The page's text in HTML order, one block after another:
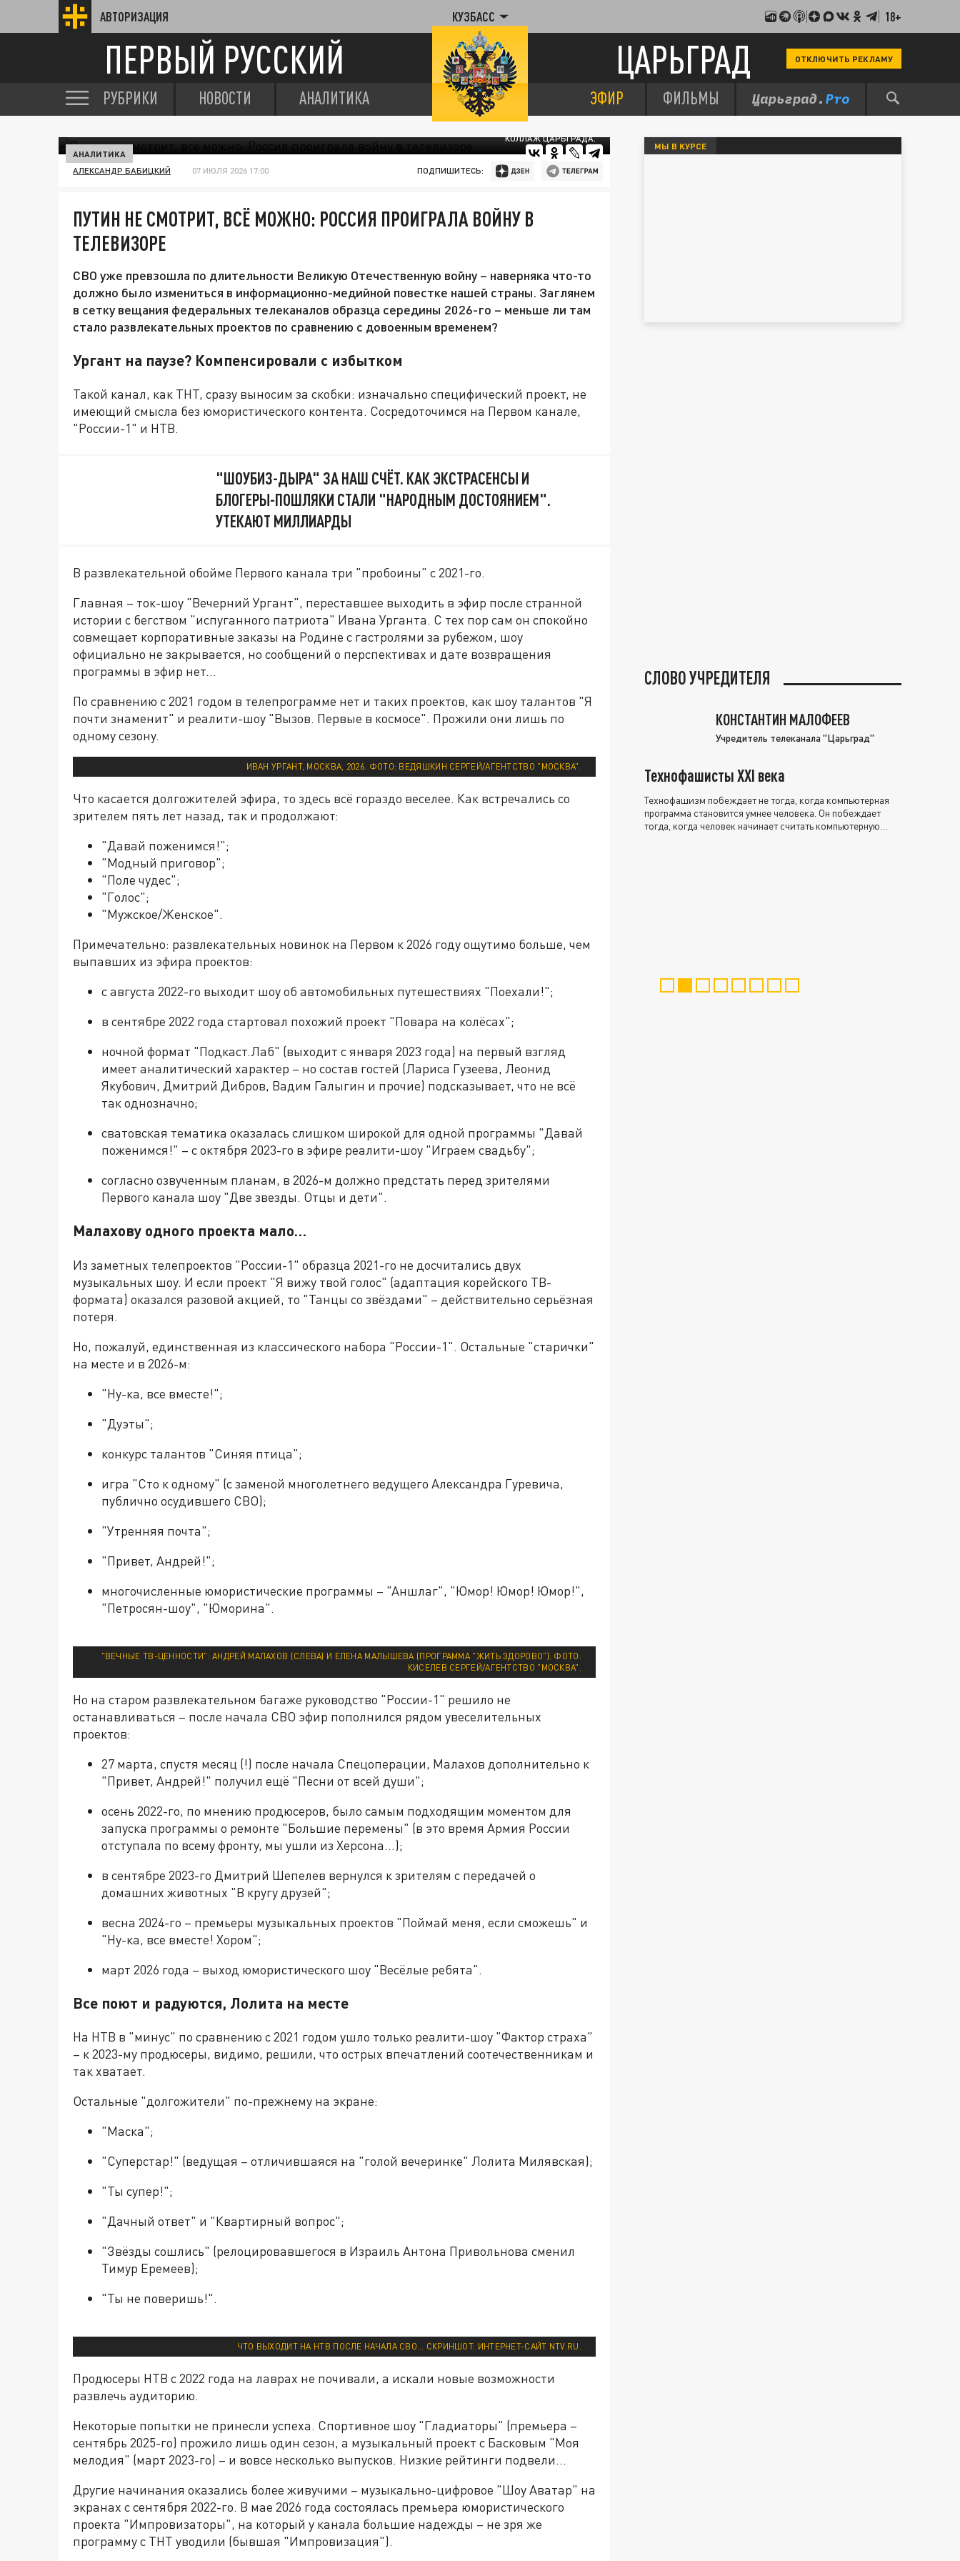
АВТОРИЗАЦИЯ КУЗБАСС 18+
ПЕРВЫЙ РУССКИЙ ЦАРЬГРАД ОТКЛЮЧИТЬ РЕКЛАМУ
РУБРИКИ НОВОСТИ АНАЛИТИКА ЭФИР ФИЛЬМЫ
КОЛЛАЖ ЦАРЬГРАДА.
АНАЛИТИКА
АЛЕКСАНДР БАБИЦКИЙ 07 ИЮЛЯ 2026 17:00 ПОДПИШИТЕСЬ:
ПУТИН НЕ СМОТРИТ, ВСЁ МОЖНО: РОССИЯ ПРОИГРАЛА ВОЙНУ В
ТЕЛЕВИЗОРЕ
СВО уже превзошла по длительности Великую Отечественную войну – наверняка что-то
должно было измениться в информационно-медийной повестке нашей страны. Заглянем
в сетку вещания федеральных телеканалов образца середины 2026-го – меньше ли там
стало развлекательных проектов по сравнению с довоенным временем?
Ургант на паузе? Компенсировали с избытком
Такой канал, как ТНТ, сразу выносим за скобки: изначально специфический проект, не
имеющий смысла без юмористического контента. Сосредоточимся на Первом канале,
"России-1" и НТВ.
"ШОУБИЗ-ДЫРА" ЗА НАШ СЧЁТ. КАК ЭКСТРАСЕНСЫ И
БЛОГЕРЫ-ПОШЛЯКИ СТАЛИ "НАРОДНЫМ ДОСТОЯНИЕМ".
УТЕКАЮТ МИЛЛИАРДЫ
В развлекательной обойме Первого канала три "пробоины" с 2021-го.
Главная – ток-шоу "Вечерний Ургант", переставшее выходить в эфир после странной
истории с бегством "испуганного патриота" Ивана Урганта. С тех пор сам он спокойно
совмещает корпоративные заказы на Родине с гастролями за рубежом, шоу
официально не закрывается, но сообщений о перспективах и дате возвращения
программы в эфир нет...
По сравнению с 2021 годом в телепрограмме нет и таких проектов, как шоу талантов "Я
почти знаменит" и реалити-шоу "Вызов. Первые в космосе". Прожили они лишь по
одному сезону.
ИВАН УРГАНТ, МОСКВА, 2026. ФОТО: ВЕДЯШКИН СЕРГЕЙ/АГЕНТСТВО "МОСКВА".
Что касается долгожителей эфира, то здесь всё гораздо веселее. Как встречались со
зрителем пять лет назад, так и продолжают:
"Давай поженимся!";
"Модный приговор";
"Поле чудес";
"Голос";
"Мужское/Женское".
Примечательно: развлекательных новинок на Первом к 2026 году ощутимо больше, чем
выпавших из эфира проектов:
с августа 2022-го выходит шоу об автомобильных путешествиях "Поехали!";
в сентябре 2022 года стартовал похожий проект "Повара на колёсах";
ночной формат "Подкаст.Лаб" (выходит с января 2023 года) на первый взгляд
имеет аналитический характер – но состав гостей (Лариса Гузеева, Леонид
Якубович, Дмитрий Дибров, Вадим Галыгин и прочие) подсказывает, что не всё
так однозначно;
сватовская тематика оказалась слишком широкой для одной программы "Давай
поженимся!" – с октября 2023-го в эфире реалити-шоу "Играем свадьбу";
согласно озвученным планам, в 2026-м должно предстать перед зрителями
Первого канала шоу "Две звезды. Отцы и дети".
Малахову одного проекта мало…
Из заметных телепроектов "России-1" образца 2021-го не досчитались двух
музыкальных шоу. И если проект "Я вижу твой голос" (адаптация корейского ТВ-
формата) оказался разовой акцией, то "Танцы со звёздами" – действительно серьёзная
потеря.
Но, пожалуй, единственная из классического набора "России-1". Остальные "старички"
на месте и в 2026-м:
"Ну-ка, все вместе!";
"Дуэты";
конкурс талантов "Синяя птица";
игра "Сто к одному" (с заменой многолетнего ведущего Александра Гуревича,
публично осудившего СВО);
"Утренняя почта";
"Привет, Андрей!";
многочисленные юмористические программы – "Аншлаг", "Юмор! Юмор! Юмор!",
"Петросян-шоу", "Юморина".
"ВЕЧНЫЕ ТВ-ЦЕННОСТИ": АНДРЕЙ МАЛАХОВ (СЛЕВА) И ЕЛЕНА МАЛЫШЕВА (ПРОГРАММА "ЖИТЬ ЗДОРОВО"). ФОТО:
КИСЕЛЕВ СЕРГЕЙ/АГЕНТСТВО "МОСКВА".
Но на старом развлекательном багаже руководство "России-1" решило не
останавливаться – после начала СВО эфир пополнился рядом увеселительных
проектов:
27 марта, спустя месяц (!) после начала Спецоперации, Малахов дополнительно к
"Привет, Андрей!" получил ещё "Песни от всей души";
осень 2022-го, по мнению продюсеров, было самым подходящим моментом для
запуска программы о ремонте "Большие перемены" (в это время Армия России
отступала по всему фронту, мы ушли из Херсона…);
в сентябре 2023-го Дмитрий Шепелев вернулся к зрителям с передачей о
домашних животных "В кругу друзей";
весна 2024-го – премьеры музыкальных проектов "Поймай меня, если сможешь" и
"Ну-ка, все вместе! Хором";
март 2026 года – выход юмористического шоу "Весёлые ребята".
Все поют и радуются, Лолита на месте
На НТВ в "минус" по сравнению с 2021 годом ушло только реалити-шоу "Фактор страха"
– к 2023-му продюсеры, видимо, решили, что острых впечатлений соотечественникам и
так хватает.
Остальные "долгожители" по-прежнему на экране:
"Маска";
"Суперстар!" (ведущая – отличившаяся на "голой вечеринке" Лолита Милявская);
"Ты супер!";
"Дачный ответ" и "Квартирный вопрос";
"Звёзды сошлись" (релоцировавшегося в Израиль Антона Привольнова сменил
Тимур Еремеев);
"Ты не поверишь!".
ЧТО ВЫХОДИТ НА НТВ ПОСЛЕ НАЧАЛА СВО… СКРИНШОТ: ИНТЕРНЕТ-САЙТ NTV.RU.
Продюсеры НТВ с 2022 года на лаврах не почивали, а искали новые возможности
развлечь аудиторию.
Некоторые попытки не принесли успеха. Спортивное шоу "Гладиаторы" (премьера –
сентябрь 2025-го) прожило лишь один сезон, а музыкальный проект с Басковым "Моя
мелодия" (март 2023-го) – и вовсе несколько выпусков. Низкие рейтинги подвели…
Другие начинания оказались более живучими – музыкально-цифровое "Шоу Аватар" на
экранах с сентября 2022-го. В мае 2026 года состоялась премьера юмористического
проекта "Импровизаторы", на который у канала большие надежды – не зря же
программу с ТНТ уводили (бывшая "Импровизация").
МЫ В КУРСЕ
СЛОВО УЧРЕДИТЕЛЯ
КОНСТАНТИН МАЛОФЕЕВ
Учредитель телеканала "Царьград"
Технофашисты XXI века
Технофашизм побеждает не тогда, когда компьютерная
программа становится умнее человека. Он побеждает
тогда, когда человек начинает считать компьютерную